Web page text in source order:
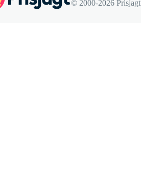
© 2000-2026 Prisjagt